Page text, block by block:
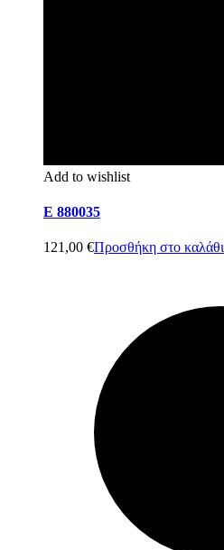
Add to wishlist
E 880035
121,00 €Προσθήκη στο καλάθι